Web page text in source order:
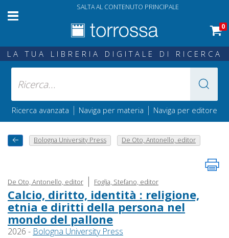
SALTA AL CONTENUTO PRINCIPALE
0
LA TUA LIBRERIA DIGITALE DI RICERCA
Ricerca avanzata | Naviga per materia | Naviga per editore
Bologna University Press De Oto, Antonello, editor
De Oto, Antonello, editor | Foglia, Stefano, editor
Calcio, diritto, identità : religione,
etnia e diritti della persona nel
mondo del pallone
2026 - Bologna University Press